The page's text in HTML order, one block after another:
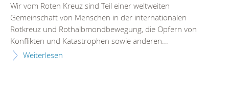
Wir vom Roten Kreuz sind Teil einer weltweiten
Gemeinschaft von Menschen in der internationalen
Rotkreuz und Rothalbmondbewegung, die Opfern von
Konflikten und Katastrophen sowie anderen...
Weiterlesen